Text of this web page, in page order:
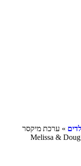
מיקסר